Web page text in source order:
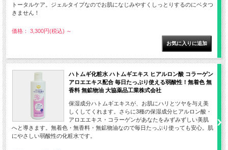
トータルケア。ジェルタイプなのでお肌になじみやすくしっとりするのにベタつ
きません！
価格： 3,300円(税込) ～
ハトムギ化粧水 ハトムギエキス ヒアルロン酸 コラーゲン
アロエエキス配合 毎日たっぷり使える弱酸性！無着色 無
香料 無鉱物油 大協薬品工業株式会社
保湿成分ハトムギエキスが、お肌にハリとツヤを与え美
しくしてくれます。さらに3種の保湿成分ヒアルロン酸・
アロエエキス・コラーゲンがあなたをみずみずしい美肌
へと導きます。無着色・無香料・無鉱物油なので毎日たっぷり使っても安心。肌
にやさしい弱酸性の化粧水です。